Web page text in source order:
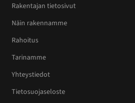
Rakentajan tietosivut
Näin rakennamme
Rahoitus
Tarinamme
Yhteystiedot
Tietosuojaseloste